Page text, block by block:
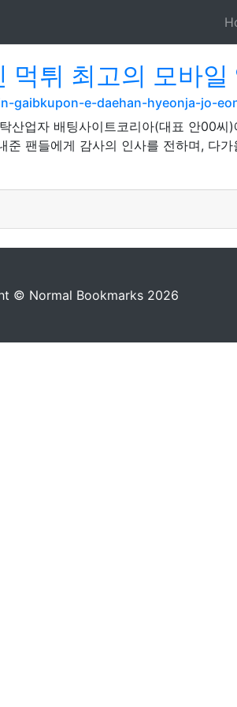
먹튀 최고의 모바일
gaibkupon-e-daehan-hyeonja-jo-
산업자 배팅사이트코리아(대표 안00
팬들에게 감사의 인사를 전하며, 다
© Normal Bookmarks 2026